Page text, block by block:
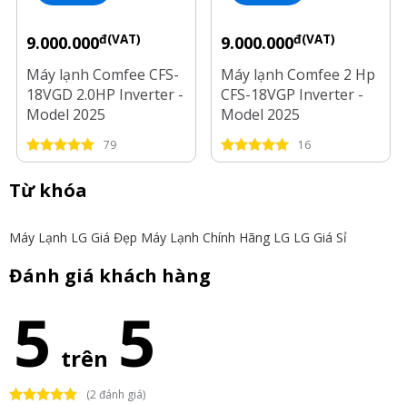
9.000.000đ(VAT)
Máy lạnh Comfee CFS-
18VGD 2.0HP Inverter -
Model 2025
79
9.000.000đ(VAT)
Máy lạnh Comfee 2 Hp
CFS-18VGP Inverter -
Model 2025
16
Từ khóa
Máy Lạnh LG Giá Đẹp Máy Lạnh Chính Hãng LG LG Giá Sỉ
Đánh giá khách hàng
5 trên 5
(2 đánh giá)